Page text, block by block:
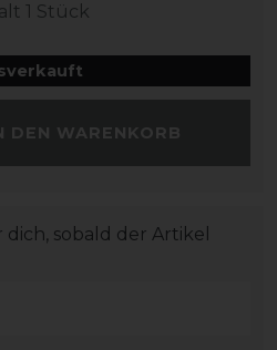
1 Stück
DEN WARENKORB
sobald der Artikel